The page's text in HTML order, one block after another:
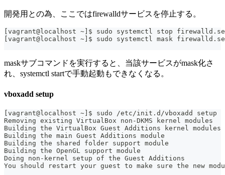
開発用との為、ここではfirewalldサービスを停止する。
[vagrant@localhost ~]$ sudo systemctl stop
[vagrant@localhost ~]$ sudo systemctl mask
maskサブコマンドを実行すると、当該サービスがmask化さ
れ、systemctl startで手動起動もできなくなる。
vboxadd setup
[vagrant@localhost ~]$ sudo /etc/init.d/vboxadd setup
Removing existing VirtualBox non-DKMS kernel
Building the VirtualBox Guest Additions kernel modules
Building the main Guest Additions module
Building the shared folder support module
Building the OpenGL support module
Doing non-kernel setup of the Guest Additions
You should restart your guest to make sure the new